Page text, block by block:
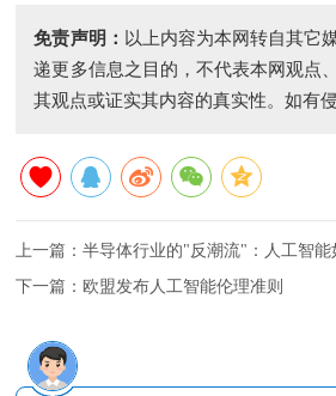
免责声明： 以上内容为本网转自其它
递更多信息之目的，不代表本网观点
其观点或证实其内容的真实性。如有
上一篇：半导体行业的"反潮流"：人工智能
下一篇： 欧盟发布人工智能伦理准则